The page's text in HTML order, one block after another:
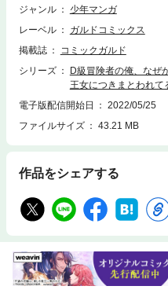
ジャンル
少年マンガ
レーベル
ガルドコミックス
掲載誌
コミックガルド
シリーズ
D級冒険者の俺、なぜ
王女につきまとわれて
電子版配信開始日
2022/05/25
ファイルサイズ
43.21 MB
作品をシェアする